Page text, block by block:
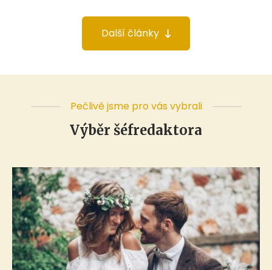
Další články
Pečlivě jsme pro vás vybrali
Výběr šéfredaktora